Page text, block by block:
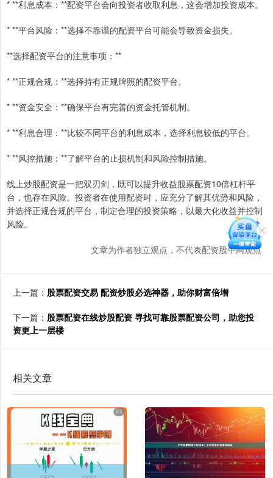
* **利息成本：**配资平台会向投资者收取利息，这会增加投资成本。
* **平台风险：**选择不靠谱的配资平台可能会导致资金损失。
**选择配资平台的注意事项：**
* **正规合规：**选择持有正规牌照的配资平台。
* **资金安全：**确保平台有完善的资金托管机制。
* **利息合理：**比较不同平台的利息成本，选择利息较低的平台。
* **风控措施：**了解平台的止损机制和风险控制措施。
线上炒股配资是一把双刃剑，既可以提升收益股票配资10倍杠杆平
台，也存在风险。投资者在使用配资时，应充分了解其优势和风险，
并选择正规合规的平台，制定合理的投资策略，以最大化收益并控制
风险。
文章为作者独立观点，不代表配资股牛网观点
上一篇： 股票配资交易 配资炒股必选神器，助你财富倍增
下一篇： 股票配资在线炒股配资 寻找可靠股票配资公司，助您投
资更上一层楼
相关文章